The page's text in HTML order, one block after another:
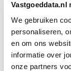
Vastgoeddata.nl
We gebruiken
personaliseren,
en om ons
informatie over
onze partners